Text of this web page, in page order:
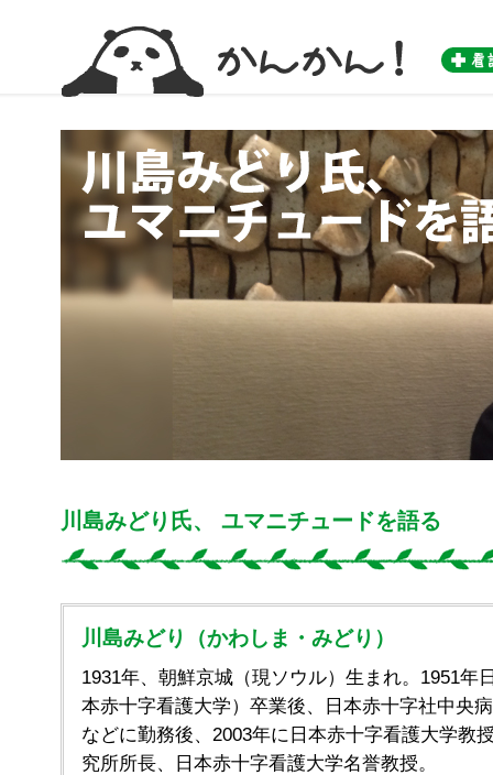
川島みどり氏、 ユマニチュードを語る
川島みどり（かわしま・みどり）
1931年、朝鮮京城（現ソウル）生まれ。1951年
本赤十字看護大学）卒業後、日本赤十字社中央
などに勤務後、2003年に日本赤十字看護大学教
究所所長、日本赤十字看護大学名誉教授。